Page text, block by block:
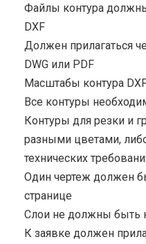
Файлы контура
DXF
Должен прилагаться
DWG или PDF
Масштабы контура
Все контуры
Контуры для резки и
разными цветами,
технических
Один чертеж должен
странице
Cлои не должны быть
К заявке должен